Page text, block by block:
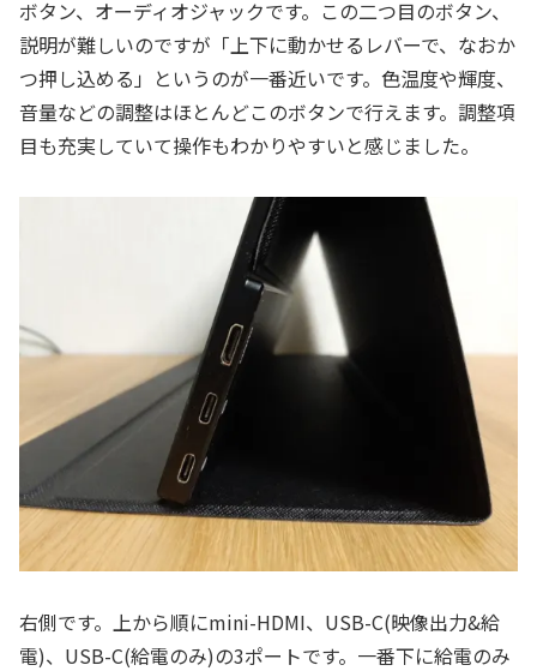
ボタン、オーディオジャックです。この二つ目のボタン、
説明が難しいのですが「上下に動かせるレバーで、なおか
つ押し込める」というのが一番近いです。色温度や輝度、
音量などの調整はほとんどこのボタンで行えます。調整項
目も充実していて操作もわかりやすいと感じました。
右側です。上から順にmini-HDMI、USB-C(映像出力&給
電)、USB-C(給電のみ)の3ポートです。一番下に給電のみ